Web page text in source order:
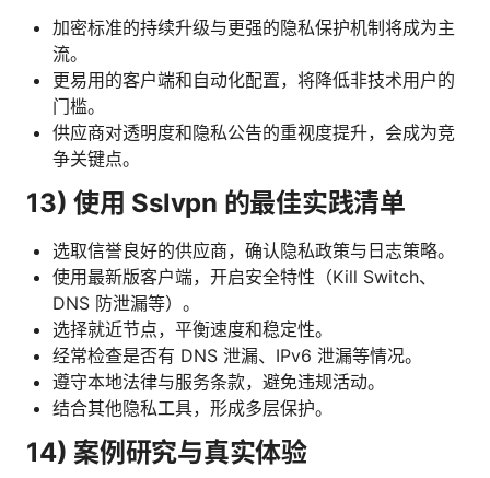
加密标准的持续升级与更强的隐私保护机制将成为主
流。
更易用的客户端和自动化配置，将降低非技术用户的
门槛。
供应商对透明度和隐私公告的重视度提升，会成为竞
争关键点。
13) 使用 Sslvpn 的最佳实践清单
选取信誉良好的供应商，确认隐私政策与日志策略。
使用最新版客户端，开启安全特性（Kill Switch、
DNS 防泄漏等）。
选择就近节点，平衡速度和稳定性。
经常检查是否有 DNS 泄漏、IPv6 泄漏等情况。
遵守本地法律与服务条款，避免违规活动。
结合其他隐私工具，形成多层保护。
14) 案例研究与真实体验